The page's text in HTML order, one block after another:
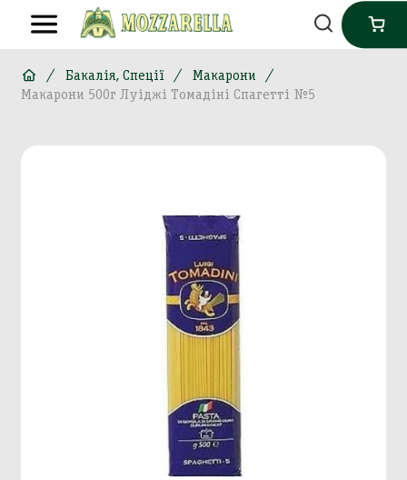
Бакалія, Спеції
Макарони
Макарони 500г Луіджі Томадіні Спагетті №5